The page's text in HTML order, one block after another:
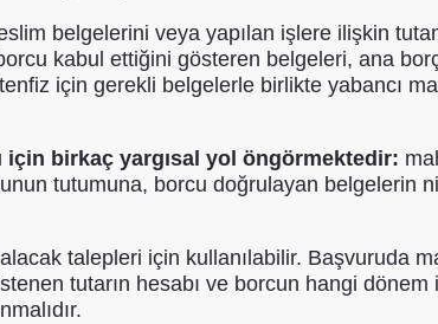
belgelerini veya yapılan işlere ilişkin
kabul ettiğini gösteren belgeleri, ana
için gerekli belgelerle birlikte yabancı
için birkaç yargısal yol öngörmektedir:
tutumuna, borcu doğrulayan belgelerin
talepleri için kullanılabilir. Başvuruda
tutarın hesabı ve borcun hangi dönem